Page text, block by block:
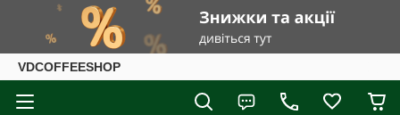
VDCOFFEESHOP